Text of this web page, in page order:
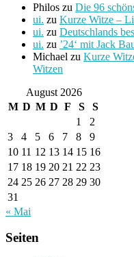
Philos zu Die 96
ui. zu Kurze Witze –
ui. zu Deutschlands
ui. zu ’24‘ mit Jack
Michael zu Kurze
Witzen
August 2026
M D M D F S
S
1
2
3
4 5 6 7 8
9
10 11 12 13 14 15 16
17 18 19 20 21 22 23
24 25 26 27 28 29 30
31
« Mai
Seiten